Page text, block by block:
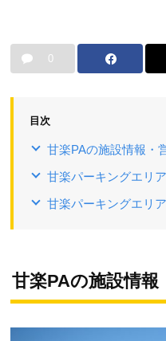
0
目次
甘楽PAの施設情報・
甘楽パーキングエリ
甘楽パーキングエリ
甘楽PAの施設情報